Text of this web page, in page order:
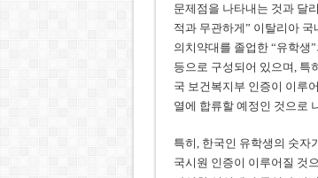
문제점을 나타내는 것과 달
적과 무관하게” 이탈리아
의치약대를 졸업한 “유학생
등으로 구성되어 있으며, 특
국 보건복지부 인증이 이루
열에 합류할 예정인 것으로
특히, 한국인 유학생의 숫자
국시원 인증이 이루어질 것